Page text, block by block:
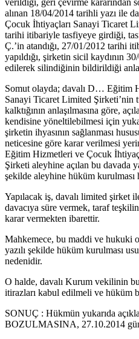
verildiği, geri çevirme kararından
alınan 18/04/2014 tarihli yazı ile
Çocuk İhtiyaçları Sanayi Ticaret
tarihi itibariyle tasfiyeye girdiği,
Ç.’in atandığı, 27/01/2012 tarihi
yapıldığı, şirketin sicil kaydının
edilerek silindiğinin bildirildiği
Somut olayda; davalı D… Eğitim
Sanayi Ticaret Limited
kalktığının anlaşılmasına göre,
kendisine yöneltilebilmesi için
şirketin ihyasının sağlanması
neticesine göre karar verilmesi
Eğitim Hizmetleri ve Çocuk
Şirketi aleyhine açılan bu davada
şekilde aleyhine hüküm kurulması
Yapılacak iş, davalı limited şirket
davacıya süre vermek, taraf
karar vermekten ibarettir.
Mahkemece, bu maddi ve hukuki
yazılı şekilde hüküm kurulması
nedenidir.
O halde, davalı Kurum vekilinin
itirazları kabul edilmeli ve hüküm
SONUÇ : Hükmün yukarıda
BOZULMASINA, 27.10.2014